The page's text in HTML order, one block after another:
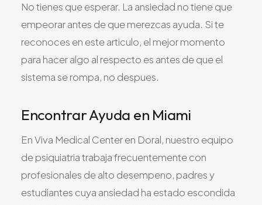
No tienes que esperar. La ansiedad no tiene que
empeorar antes de que merezcas ayuda. Si te
reconoces en este articulo, el mejor momento
para hacer algo al respecto es antes de que el
sistema se rompa, no despues.
Encontrar Ayuda en Miami
En Viva Medical Center en Doral, nuestro equipo
de psiquiatria trabaja frecuentemente con
profesionales de alto desempeno, padres y
estudiantes cuya ansiedad ha estado escondida